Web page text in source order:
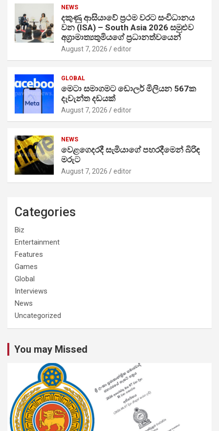
NEWS
දකුණු ආසියාවේ ප්‍රථම වරට සංවිධානය
වන (ISA) – South Asia 2026 සමුළුව
අග්‍රාමාත්‍යතුමියගේ ප්‍රධානත්වයෙන්
August 7, 2026 editor
GLOBAL
මෙටා සමාගමට ඩොලර් මිලියන 567ක
දැවැන්ත දඩයක්
August 7, 2026 editor
NEWS
වෙළගෙදරදී සැමියාගේ පහරදීමෙන් බිරිඳ
මරුට
August 7, 2026 editor
Categories
Biz
Entertainment
Features
Games
Global
Interviews
News
Uncategorized
You may Missed